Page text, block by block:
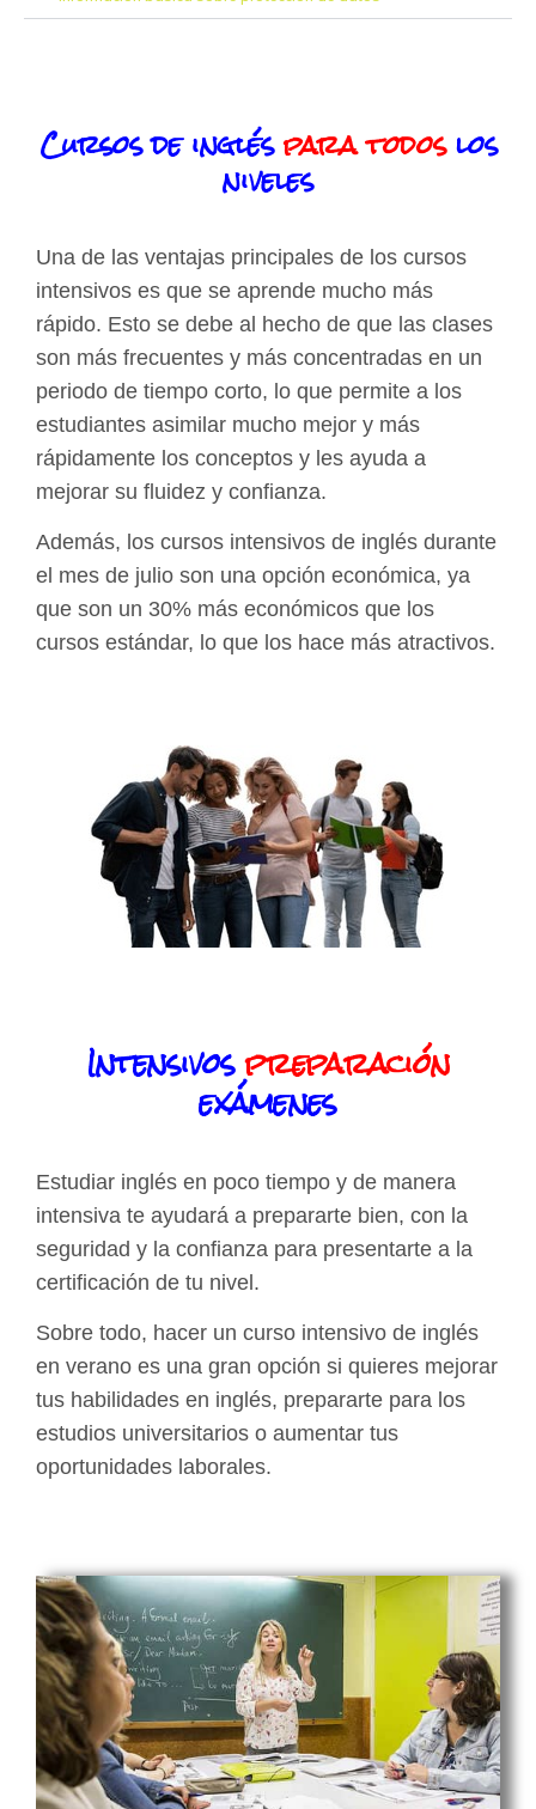
Cursos de ingléspara todoslos
niveles
Una de las ventajas principales de los cursos
intensivos es que se aprende mucho más
rápido. Esto se debe al hecho de que las clases
son más frecuentes y más concentradas en un
periodo de tiempo corto, lo que permite a los
estudiantes asimilar mucho mejor y más
rápidamente los conceptos y les ayuda a
mejorar su fluidez y confianza.
Además, los cursos intensivos de inglés durante
el mes de julio son una opción económica, ya
que son un 30% más económicos que los
cursos estándar, lo que los hace más atractivos.
Intensivospreparación
exámenes
Estudiar inglés en poco tiempo y de manera
intensiva te ayudará a prepararte bien, con la
seguridad y la confianza para presentarte a la
certificación de tu nivel.
Sobre todo, hacer un curso intensivo de inglés
en verano es una gran opción si quieres mejorar
tus habilidades en inglés, prepararte para los
estudios universitarios o aumentar tus
oportunidades laborales.